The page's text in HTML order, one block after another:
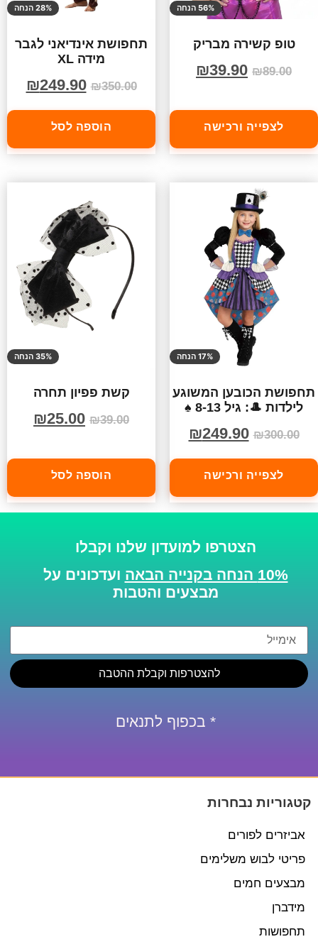
56% הנחה
טופ קשירה מבריק
₪89.00
₪39.90
לצפייה ורכישה
28% הנחה
תחפושת אינדיאני לגבר
מידה XL
₪350.00
₪249.90
הוספה לסל
17% הנחה
תחפושת הכובען המשוגע
לילדות 🎩: גיל 8-13 ♠️
₪300.00
₪249.90
לצפייה ורכישה
35% הנחה
קשת פפיון תחרה
₪39.00
₪25.00
הוספה לסל
הצטרפו למועדון שלנו וקבלו
10% הנחה בקנייה הבאה
ועדכונים על
מבצעים והטבות
להצטרפות וקבלת ההטבה
* בכפוף לתנאים
קטגוריות נבחרות
אביזרים לפורים
פריטי לבוש משלימים
מבצעים חמים
מידברן
תחפושות